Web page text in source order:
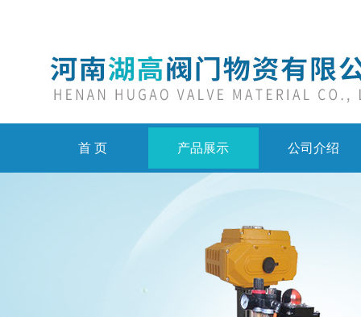
首 页 产品展示 公司介绍